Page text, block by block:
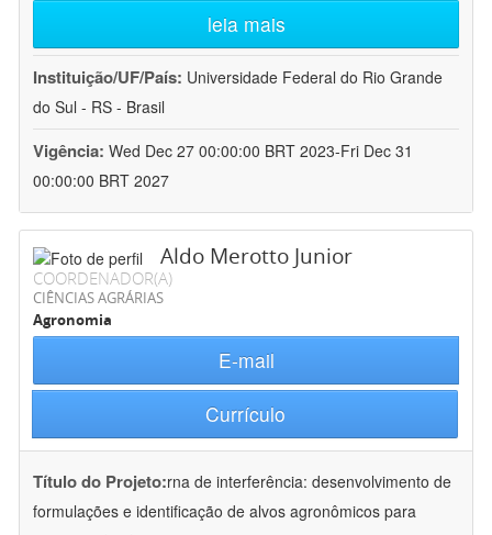
leia mais
Instituição/UF/País: Universidade Federal do Rio Grande
do Sul - RS - Brasil
Vigência: Wed Dec 27 00:00:00 BRT 2023-Fri Dec 31
00:00:00 BRT 2027
Aldo Merotto Junior
COORDENADOR(A)
CIÊNCIAS AGRÁRIAS
Agronomia
E-mail
Currículo
Título do Projeto:rna de interferência: desenvolvimento de
formulações e identificação de alvos agronômicos para